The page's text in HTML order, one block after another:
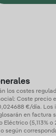
regulados
Coste precio
en factura serán:
(5,113%